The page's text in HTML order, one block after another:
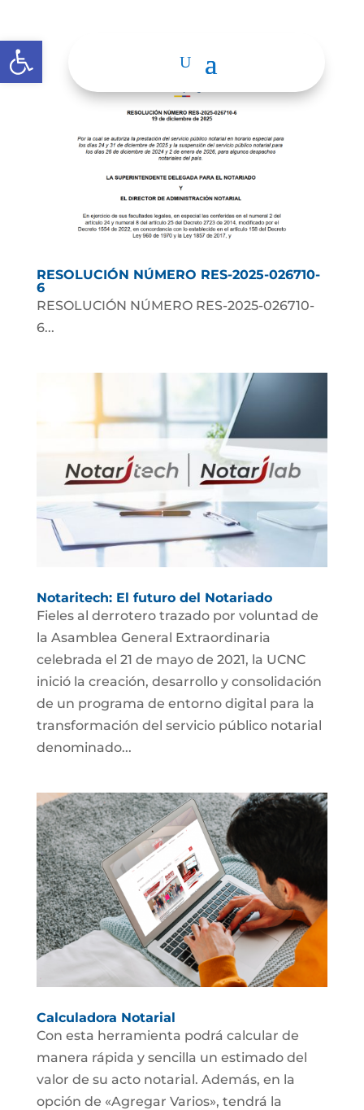
Abrir barra de herramientas
RESOLUCIÓN NÚMERO RES-2025-026710-
6
RESOLUCIÓN NÚMERO RES-2025-026710-
6...
Notaritech: El futuro del Notariado
Fieles al derrotero trazado por voluntad de
la Asamblea General Extraordinaria
celebrada el 21 de mayo de 2021, la UCNC
inició la creación, desarrollo y consolidación
de un programa de entorno digital para la
transformación del servicio público notarial
denominado...
Calculadora Notarial
Con esta herramienta podrá calcular de
manera rápida y sencilla un estimado del
valor de su acto notarial. Además, en la
opción de «Agregar Varios», tendrá la